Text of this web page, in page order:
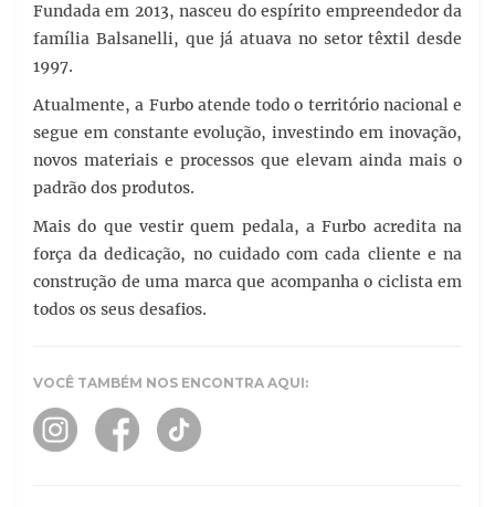
Fundada em 2013, nasceu do espírito empreendedor da
família Balsanelli, que já atuava no setor têxtil desde
1997.
Atualmente, a Furbo atende todo o território nacional e
segue em constante evolução, investindo em inovação,
novos materiais e processos que elevam ainda mais o
padrão dos produtos.
Mais do que vestir quem pedala, a Furbo acredita na
força da dedicação, no cuidado com cada cliente e na
construção de uma marca que acompanha o ciclista em
todos os seus desafios.
VOCÊ TAMBÉM NOS ENCONTRA AQUI: